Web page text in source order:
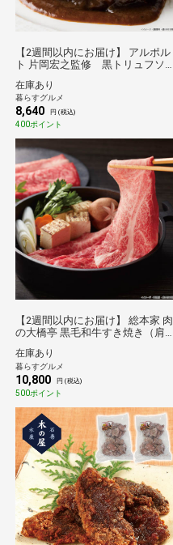
【2週間以内にお届け】 アルポル
ト 片岡宏之監修 黒トリュフソー
無料※沖縄離島不可] [代引き不可]
ギフト 倉庫C
在庫あり
暮らすグルメ
8,640 円 (税込)
400ポイント
【2週間以内にお届け】 総本家 肉
の大橋亭 黒毛和牛すき焼き（肩ロ
沖縄離島不可] [代引き不可]ギフト
倉庫C
在庫あり
暮らすグルメ
10,800 円 (税込)
500ポイント